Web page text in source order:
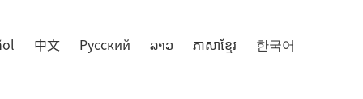
中文 Русский ລາວ ភាសាខ្មែរ 한국어